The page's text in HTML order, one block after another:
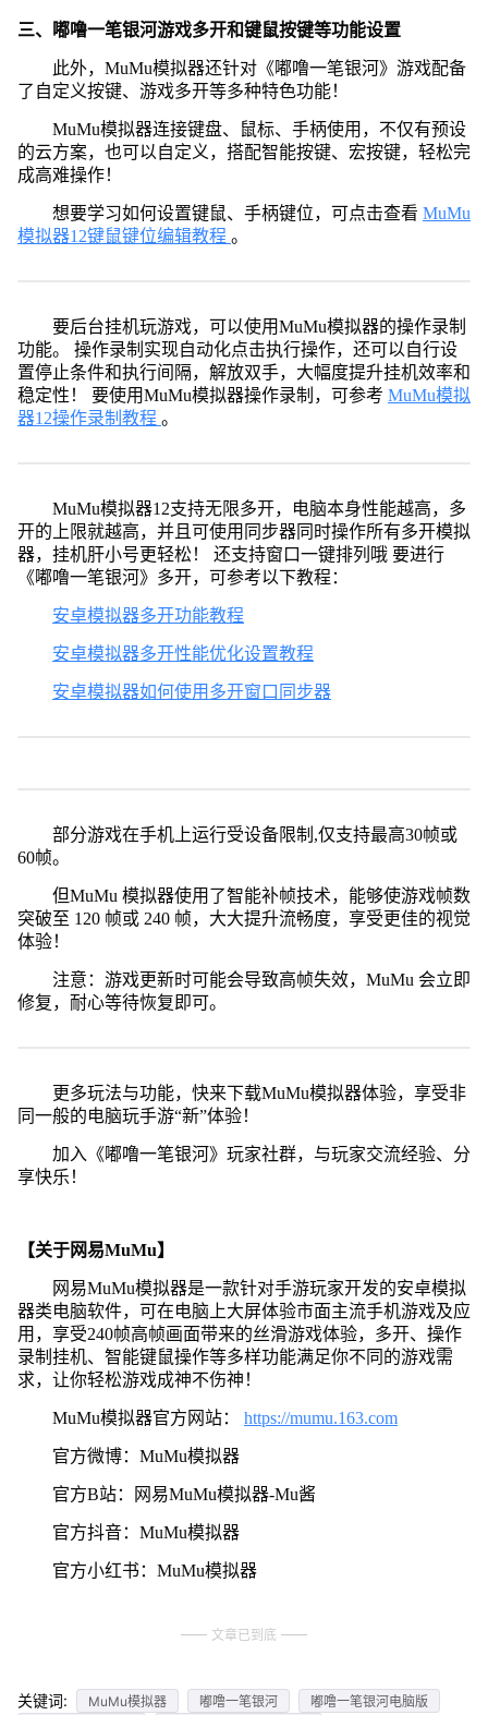
三、嘟噜一笔银河游戏多开和键鼠按键等功能设置
此外，MuMu模拟器还针对《嘟噜一笔银河》游戏配备
了自定义按键、游戏多开等多种特色功能！
MuMu模拟器连接键盘、鼠标、手柄使用，不仅有预设
的云方案，也可以自定义，搭配智能按键、宏按键，轻松完
成高难操作！
想要学习如何设置键鼠、手柄键位，可点击查看 MuMu
模拟器12键鼠键位编辑教程 。
要后台挂机玩游戏，可以使用MuMu模拟器的操作录制
功能。 操作录制实现自动化点击执行操作，还可以自行设
置停止条件和执行间隔，解放双手，大幅度提升挂机效率和
稳定性！ 要使用MuMu模拟器操作录制，可参考 MuMu模拟
器12操作录制教程 。
MuMu模拟器12支持无限多开，电脑本身性能越高，多
开的上限就越高，并且可使用同步器同时操作所有多开模拟
器，挂机肝小号更轻松！ 还支持窗口一键排列哦 要进行
《嘟噜一笔银河》多开，可参考以下教程：
安卓模拟器多开功能教程
安卓模拟器多开性能优化设置教程
安卓模拟器如何使用多开窗口同步器
部分游戏在手机上运行受设备限制,仅支持最高30帧或
60帧。
但MuMu 模拟器使用了智能补帧技术，能够使游戏帧数
突破至 120 帧或 240 帧，大大提升流畅度，享受更佳的视觉
体验！
注意：游戏更新时可能会导致高帧失效，MuMu 会立即
修复，耐心等待恢复即可。
更多玩法与功能，快来下载MuMu模拟器体验，享受非
同一般的电脑玩手游“新”体验！
加入《嘟噜一笔银河》玩家社群，与玩家交流经验、分
享快乐！
【关于网易MuMu】
网易MuMu模拟器是一款针对手游玩家开发的安卓模拟
器类电脑软件，可在电脑上大屏体验市面主流手机游戏及应
用，享受240帧高帧画面带来的丝滑游戏体验，多开、操作
录制挂机、智能键鼠操作等多样功能满足你不同的游戏需
求，让你轻松游戏成神不伤神！
MuMu模拟器官方网站： https://mumu.163.com
官方微博：MuMu模拟器
官方B站：网易MuMu模拟器-Mu酱
官方抖音：MuMu模拟器
官方小红书：MuMu模拟器
文章已到底
关键词: MuMu模拟器 嘟噜一笔银河
嘟噜一笔银河电脑版